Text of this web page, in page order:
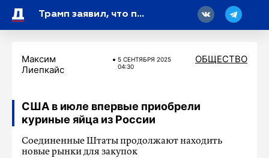
Трамп заявил, что планирует в ближайшем будущем поговорить с Путиным
Максим
Лиепкайс
5 СЕНТЯБРЯ 2025
04:30
ОБЩЕСТВО
США в июле впервые приобрели
куриные яйца из России
Соединенные Штаты продолжают находить
новые рынки для закупок